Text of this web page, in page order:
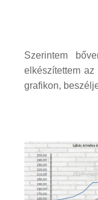
Szerintem
elkészítettem
grafikon,